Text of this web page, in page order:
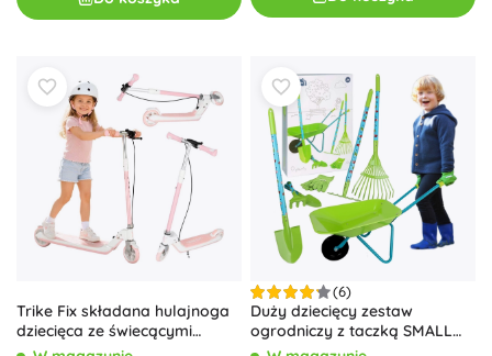
Trike Fix składana hulajnoga
dziecięca ze świecącymi
kółkami LED, różowa
(6)
Duży dziecięcy zestaw
ogrodniczy z taczką SMALL
FOOT